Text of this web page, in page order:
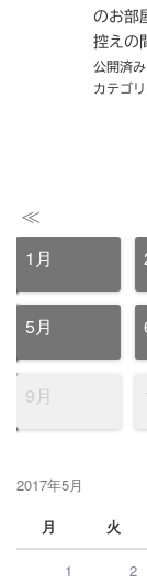
のお部
控え
公開済
カテゴ
≪
1月
5月
9月
2017年5月
月
火
1 2